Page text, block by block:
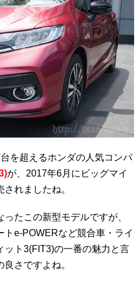
を超えるホンダの人気コンパ
が、2017年6月にビッグマイ
れましたね。
たこの新型モデルですが、
トe-POWERなど競合車・ライ
ット3(FIT3)の一番の魅力と言
さですよね。